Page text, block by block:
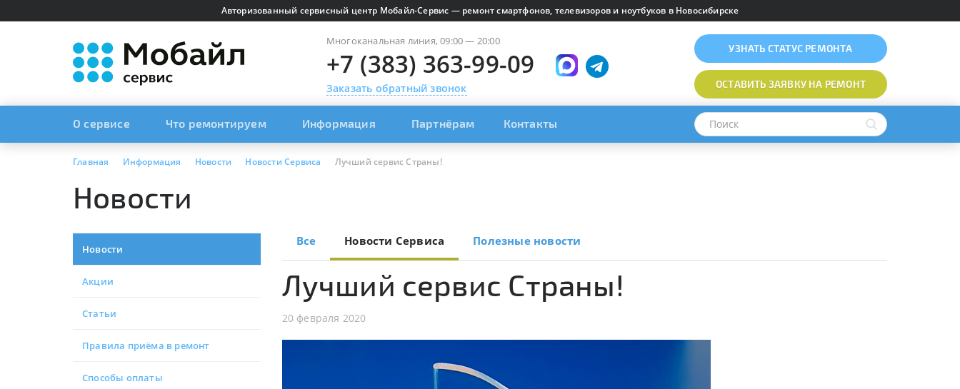
Авторизованный сервисный центр Мобайл-Сервис — ремонт смартфонов, телевизоров и ноутбуков в Новосибирске
Многоканальная линия, 09:00 — 20:00
+7 (383) 363-99-09
Заказать обратный звонок
УЗНАТЬ СТАТУС РЕМОНТА
ОСТАВИТЬ ЗАЯВКУНА РЕМОНТ
О сервисе Что ремонтируем Информация Партнёрам Контакты
Главная Информация Новости Новости Сервиса Лучший сервис Страны!
Новости
Новости
Акции
Статьи
Правила приёма в ремонт
Способы оплаты
Все Новости Сервиса Полезные новости
Лучший сервис Страны!
20 февраля 2020